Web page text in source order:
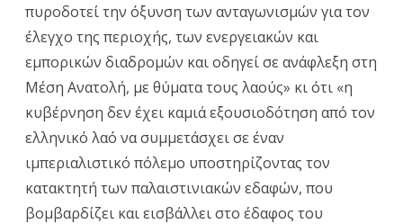
πυροδοτεί την όξυνση των ανταγωνισμών για τον
έλεγχο της περιοχής, των ενεργειακών και
εμπορικών διαδρομών και οδηγεί σε ανάφλεξη στη
Μέση Ανατολή, με θύματα τους λαούς» κι ότι «η
κυβέρνηση δεν έχει καμιά εξουσιοδότηση από τον
ελληνικό λαό να συμμετάσχει σε έναν
ιμπεριαλιστικό πόλεμο υποστηρίζοντας τον
κατακτητή των παλαιστινιακών εδαφών, που
βομβαρδίζει και εισβάλλει στο έδαφος του